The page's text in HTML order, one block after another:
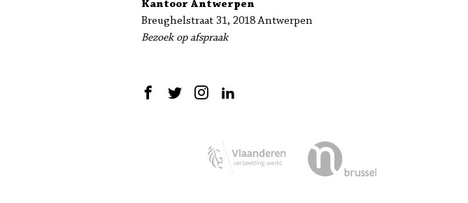
Kantoor Antwerpen
Breughelstraat 31, 2018 Antwerpen
Bezoek op afspraak